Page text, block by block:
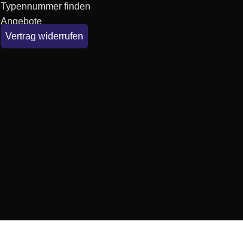
Typennummer finden
Angebote
Vertrag widerrufen